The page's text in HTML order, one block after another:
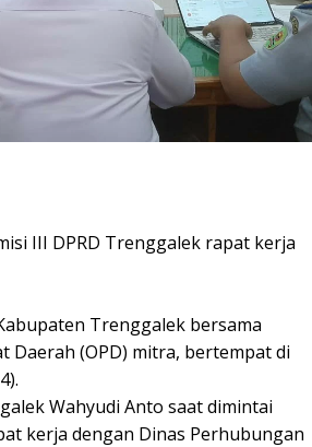
III DPRD Trenggalek rapat kerja
Trenggalek bersama
Daerah (OPD) mitra, bertempat di
Wahyudi Anto saat dimintai
kerja dengan Dinas Perhubungan